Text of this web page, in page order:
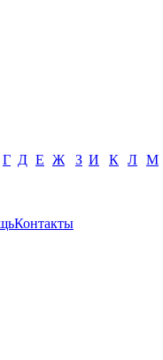
Г Д Е Ж З И К Л М
Контакты